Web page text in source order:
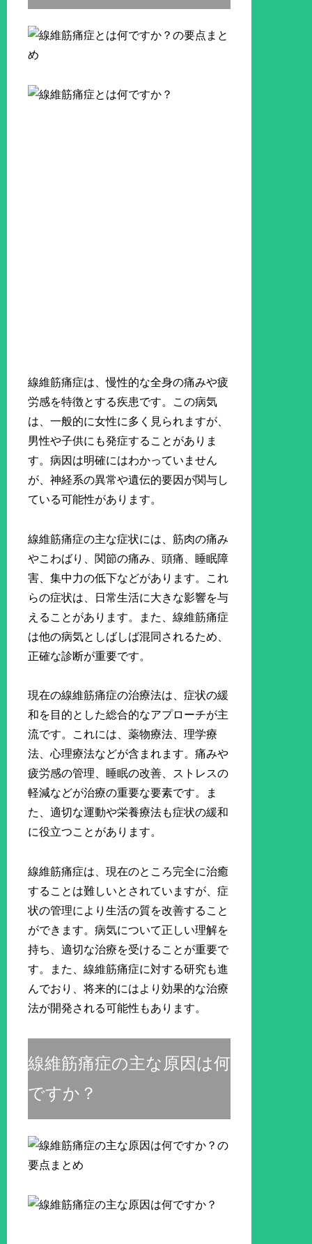
線維筋痛症は、慢性的な全身の痛みや疲
労感を特徴とする疾患です。この病気
は、一般的に女性に多く見られますが、
男性や子供にも発症することがありま
す。病因は明確にはわかっていません
が、神経系の異常や遺伝的要因が関与し
ている可能性があります。
線維筋痛症の主な症状には、筋肉の痛み
やこわばり、関節の痛み、頭痛、睡眠障
害、集中力の低下などがあります。これ
らの症状は、日常生活に大きな影響を与
えることがあります。また、線維筋痛症
は他の病気としばしば混同されるため、
正確な診断が重要です。
現在の線維筋痛症の治療法は、症状の緩
和を目的とした総合的なアプローチが主
流です。これには、薬物療法、理学療
法、心理療法などが含まれます。痛みや
疲労感の管理、睡眠の改善、ストレスの
軽減などが治療の重要な要素です。ま
た、適切な運動や栄養療法も症状の緩和
に役立つことがあります。
線維筋痛症は、現在のところ完全に治癒
することは難しいとされていますが、症
状の管理により生活の質を改善すること
ができます。病気について正しい理解を
持ち、適切な治療を受けることが重要で
す。また、線維筋痛症に対する研究も進
んでおり、将来的にはより効果的な治療
法が開発される可能性もあります。
線維筋痛症の主な原因は何
ですか？